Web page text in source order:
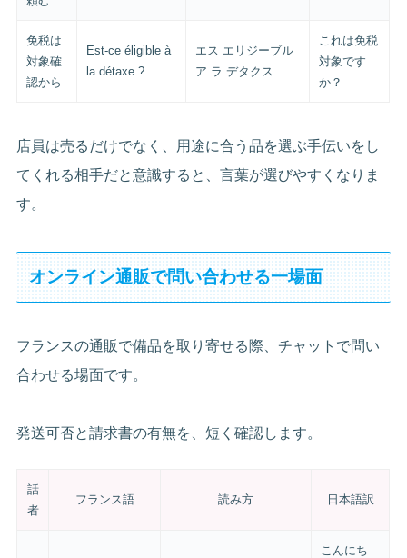
免税は
対象確
認から
Est-ce éligible à
la détaxe ?
エス エリジーブル
ア ラ デタクス
これは免税
対象です
か？
店員は売るだけでなく、用途に合う品を選ぶ手伝いをし
てくれる相手だと意識すると、言葉が選びやすくなりま
す。
オンライン通販で問い合わせる一場面
フランスの通販で備品を取り寄せる際、チャットで問い
合わせる場面です。
発送可否と請求書の有無を、短く確認します。
話
者
フランス語 読み方 日本語訳
こんにち